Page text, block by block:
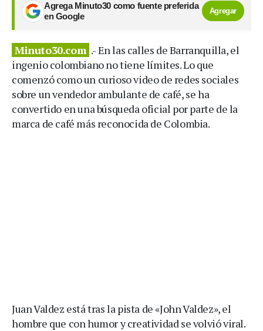
Agrega Minuto30 como fuente preferida
en Google
Agregar
Minuto30.com .- En las calles de Barranquilla, el
ingenio colombiano no tiene límites. Lo que
comenzó como un curioso video de redes sociales
sobre un vendedor ambulante de café, se ha
convertido en una búsqueda oficial por parte de la
marca de café más reconocida de Colombia.
Juan Valdez está tras la pista de «John Valdez», el
hombre que con humor y creatividad se volvió viral.